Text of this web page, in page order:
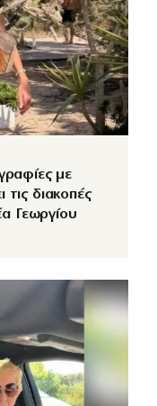
με
τις διακοπές
Γεωργίου